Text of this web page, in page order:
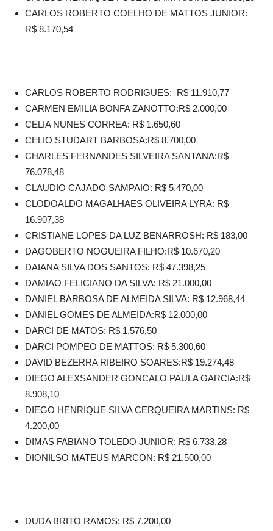
CARLOS ROBERTO COELHO DE MATTOS JUNIOR:
R$ 8.170,54
CARLOS ROBERTO RODRIGUES: R$ 11.910,77
CARMEN EMILIA BONFA ZANOTTO:R$ 2.000,00
CELIA NUNES CORREA: R$ 1.650,60
CELIO STUDART BARBOSA:R$ 8.700,00
CHARLES FERNANDES SILVEIRA SANTANA:R$
76.078,48
CLAUDIO CAJADO SAMPAIO: R$ 5.470,00
CLODOALDO MAGALHAES OLIVEIRA LYRA: R$
16.907,38
CRISTIANE LOPES DA LUZ BENARROSH: R$ 183,00
DAGOBERTO NOGUEIRA FILHO:R$ 10.670,20
DAIANA SILVA DOS SANTOS: R$ 47.398,25
DAMIAO FELICIANO DA SILVA: R$ 21.000,00
DANIEL BARBOSA DE ALMEIDA SILVA: R$ 12.968,44
DANIEL GOMES DE ALMEIDA:R$ 12.000,00
DARCI DE MATOS: R$ 1.576,50
DARCI POMPEO DE MATTOS: R$ 5.300,60
DAVID BEZERRA RIBEIRO SOARES:R$ 19.274,48
DIEGO ALEXSANDER GONCALO PAULA GARCIA:R$
8.908,10
DIEGO HENRIQUE SILVA CERQUEIRA MARTINS: R$
4.200,00
DIMAS FABIANO TOLEDO JUNIOR: R$ 6.733,28
DIONILSO MATEUS MARCON: R$ 21.500,00
DUDA BRITO RAMOS: R$ 7.200,00